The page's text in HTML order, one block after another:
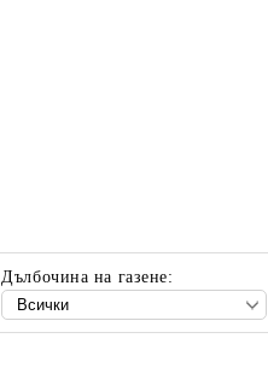
Дълбочина на газене: